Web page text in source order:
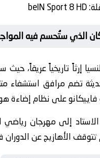
الذي ستُحسم فيه
تضم مرافق استشفاء
فاييكانو على نظام
إلى مهرجان
تتوقف الأهازيج عن